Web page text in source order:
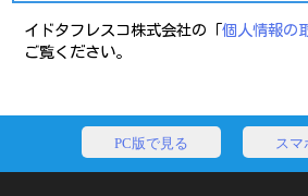
イドタフレスコ株式会社の「個人情報の
ご覧ください。
PC版で見る スマ